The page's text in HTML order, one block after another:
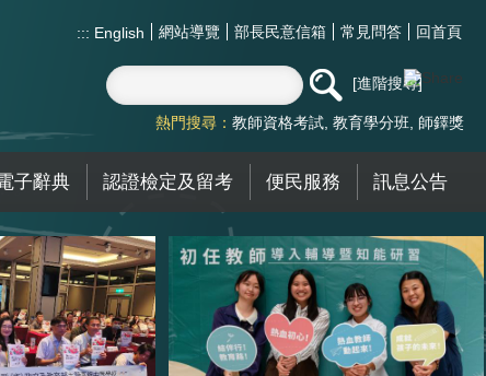
::: English 網站導覽 部長民意信箱 常見問答 回首頁
進階搜尋
熱門搜尋： 教師資格考試 教育學分班 師鐸獎
子辭典 認證檢定及留考 便民服務 訊息公告